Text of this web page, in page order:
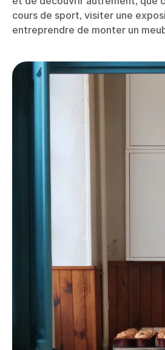
cours de sport, visiter une
entreprendre de monter un